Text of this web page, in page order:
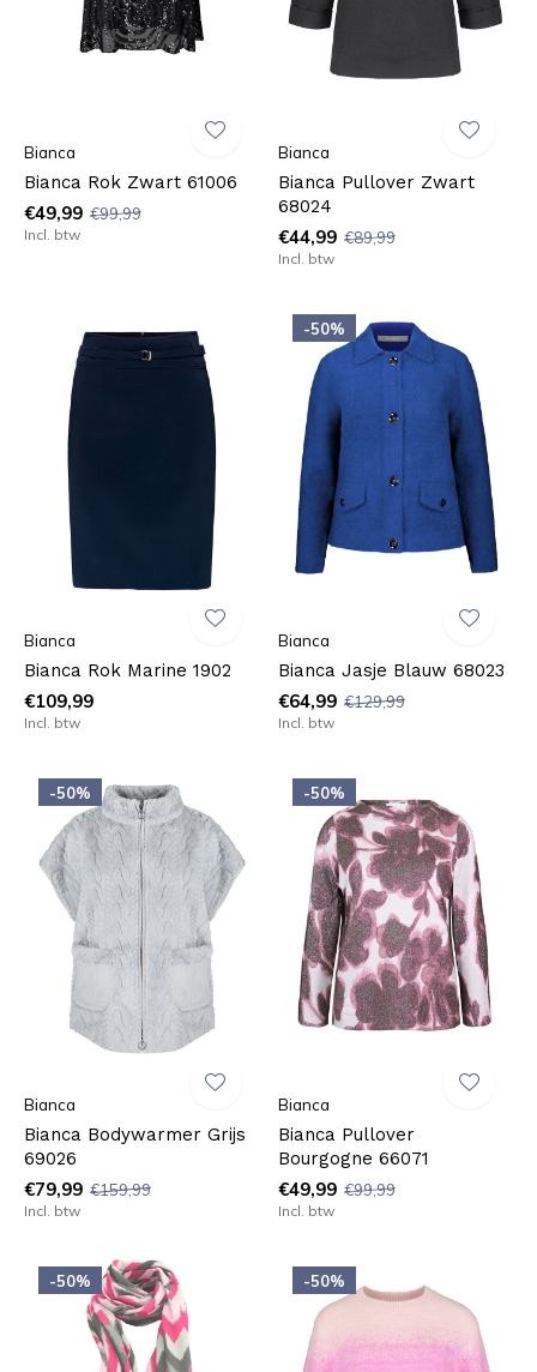
Bianca
Bianca Rok Zwart 61006
€49,99 €99,99
Incl. btw
Bianca
Bianca Pullover Zwart
68024
€44,99 €89,99
Incl. btw
Bianca
Bianca Rok Marine 1902
€109,99
Incl. btw
-50%
Bianca
Bianca Jasje Blauw 68023
€64,99 €129,99
Incl. btw
-50%
Bianca
Bianca Bodywarmer Grijs
69026
€79,99 €159,99
Incl. btw
-50%
Bianca
Bianca Pullover
Bourgogne 66071
€49,99 €99,99
Incl. btw
-50% -50%